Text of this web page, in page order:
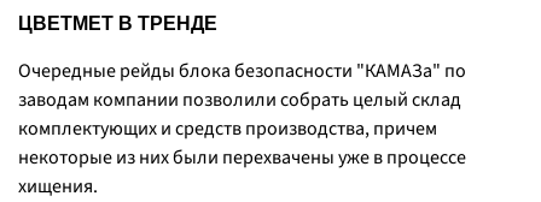
ЦВЕТМЕТ В ТРЕНДЕ
Очередные рейды блока безопасности "КАМАЗа" по
заводам компании позволили собрать целый склад
комплектующих и средств производства, причем
некоторые из них были перехвачены уже в процессе
хищения.